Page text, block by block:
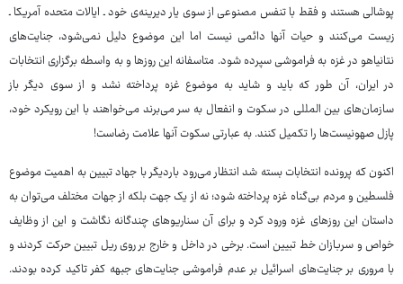
پوشالی هستند و فقط با تنفس مصنوعی از سوی یار دیرینه‌ی خود ـ ایالات متحده آمریکا ـ
زیست می‌کنند و حیات آنها دائمی نیست اما این موضوع دلیل نمی‌شود، جنایت‌های
نتانیاهو در غزه به فراموشی سپرده شود. متاسفانه این روزها و به واسطه برگزاری انتخابات
در ایران، آن طور که باید و شاید به موضوع غزه پرداخته نشد و از سوی دیگر باز
سازمان‌های بین المللی در سکوت و انفعال به سر می‌برند می‌خواهند با این رویکرد خود،
پازل صهونیست‌ها را تکمیل کنند. به عبارتی سکوت آنها علامت رضاست!
اکنون که پرونده انتخابات بسته شد انتظار می‌رود باردیگر با جهاد تبیین به اهمیت موضوع
فلسطین و مردم بی‌گناه غزه پرداخته شود؛ نه از یک جهت بلکه از جهات مختلف می‌توان به
داستان این روزهای غزه ورود کرد و برای آن سناریوهای چندگانه نگاشت و این از وظایف
خواص و سربازان خط تبیین است. برخی در داخل و خارج بر روی ریل تبیین حرکت کردند و
با مروری بر جنایت‌های اسرائیل بر عدم فراموشی جنایت‌های جبهه کفر تاکید کرده بودند.